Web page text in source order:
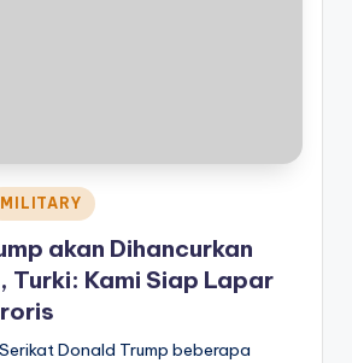
MILITARY
akan Dihancurkan
Turki: Kami Siap Lapar
Donald Trump beberapa